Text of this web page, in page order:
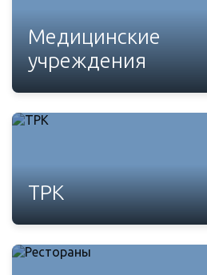
Медицинские
учреждения
ТРК